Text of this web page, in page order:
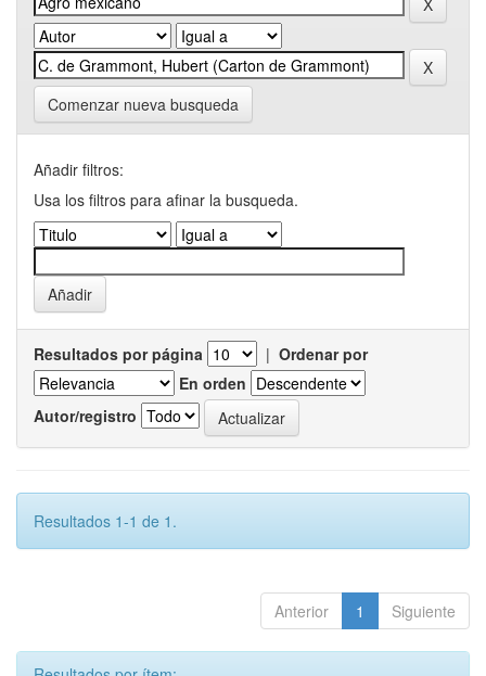
Comenzar nueva busqueda
Añadir filtros:
Usa los filtros para afinar la busqueda.
Resultados por página | Ordenar por
En orden
Autor/registro
Resultados 1-1 de 1.
Anterior 1 Siguiente